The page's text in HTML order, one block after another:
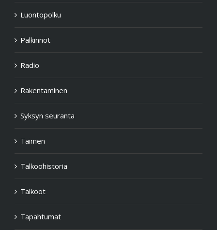
Luontopolku
Palkinnot
Radio
Rakentaminen
Syksyn seuranta
Taimen
Talkoohistoria
Talkoot
Tapahtumat